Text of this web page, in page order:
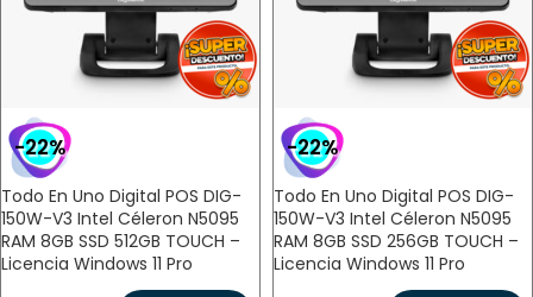
-22%
Todo En Uno Digital POS DIG-
150W-V3 Intel Céleron N5095
RAM 8GB SSD 512GB TOUCH –
Licencia Windows 11 Pro
-22%
Todo En Uno Digital POS DIG-
150W-V3 Intel Céleron N5095
RAM 8GB SSD 256GB TOUCH –
Licencia Windows 11 Pro